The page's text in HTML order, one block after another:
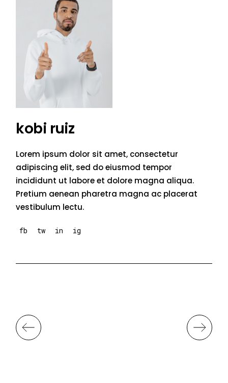
kobi ruiz
Lorem ipsum dolor sit amet, consectetur
adipiscing elit, sed do eiusmod tempor
incididunt ut labore et dolore magna aliqua.
Pretium aenean pharetra magna ac placerat
vestibulum lectu.
fb tw in ig